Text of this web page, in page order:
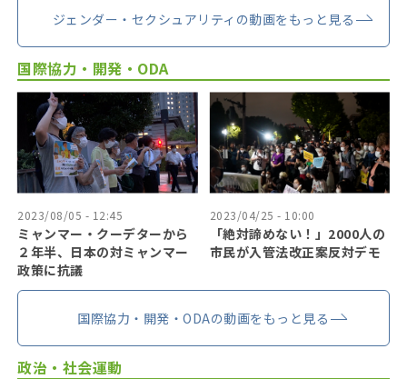
ジェンダー・セクシュアリティの動画をもっと見る
国際協力・開発・ODA
2023/08/05 - 12:45
ミャンマー・クーデターから
２年半、日本の対ミャンマー
政策に抗議
2023/04/25 - 10:00
「絶対諦めない！」2000人の
市民が入管法改正案反対デモ
国際協力・開発・ODAの動画をもっと見る
政治・社会運動